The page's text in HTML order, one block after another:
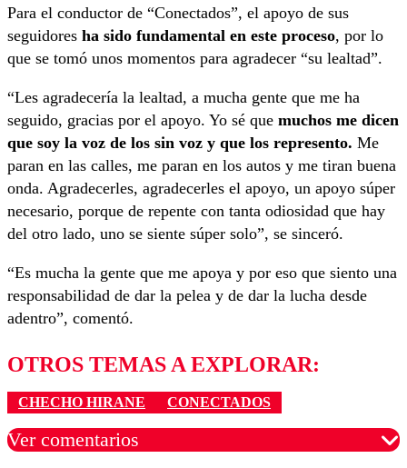
Para el conductor de “Conectados”, el apoyo de sus
seguidores ha sido fundamental en este proceso, por lo
que se tomó unos momentos para agradecer “su lealtad”.
“Les agradecería la lealtad, a mucha gente que me ha
seguido, gracias por el apoyo. Yo sé que muchos me dicen
que soy la voz de los sin voz y que los represento. Me
paran en las calles, me paran en los autos y me tiran buena
onda. Agradecerles, agradecerles el apoyo, un apoyo súper
necesario, porque de repente con tanta odiosidad que hay
del otro lado, uno se siente súper solo”, se sinceró.
“Es mucha la gente que me apoya y por eso que siento una
responsabilidad de dar la pelea y de dar la lucha desde
adentro”, comentó.
OTROS TEMAS A EXPLORAR:
CHECHO HIRANE CONECTADOS
Ver comentarios